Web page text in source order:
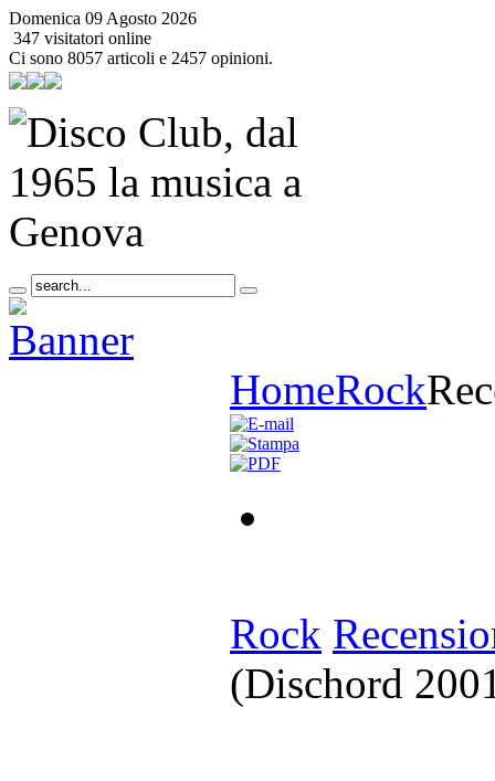
Domenica 09 Agosto 2026
347 visitatori online
Ci sono 8057 articoli e 2457 opinioni.
HomeRock
Rock
(Dischord